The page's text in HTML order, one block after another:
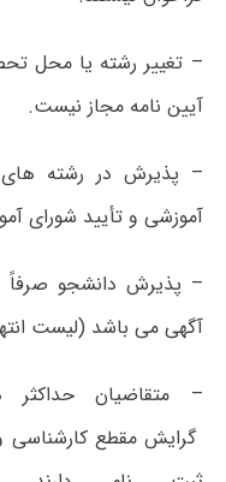
– تغییر رشته یا محل
آیین نامه مجاز نیست.
– پذیرش در رشته
آموزشی و تأیید شورای
– پذیرش دانشجو صرفاً
آگهی می باشد (لیست
– متقاضیان
گرایش مقطع کارشناسی